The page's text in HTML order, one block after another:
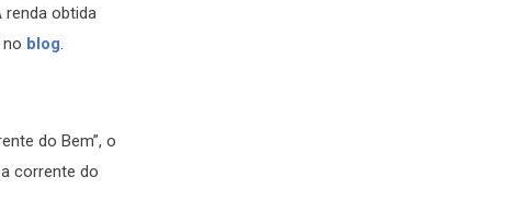
renda obtida
blog.
do Bem”, o
corrente do